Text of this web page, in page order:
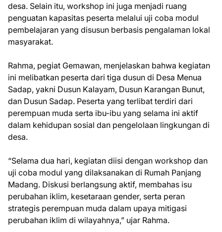
desa. Selain itu, workshop ini juga menjadi ruang
penguatan kapasitas peserta melalui uji coba modul
pembelajaran yang disusun berbasis pengalaman lokal
masyarakat.
Rahma, pegiat Gemawan, menjelaskan bahwa kegiatan
ini melibatkan peserta dari tiga dusun di Desa Menua
Sadap, yakni Dusun Kalayam, Dusun Karangan Bunut,
dan Dusun Sadap. Peserta yang terlibat terdiri dari
perempuan muda serta ibu-ibu yang selama ini aktif
dalam kehidupan sosial dan pengelolaan lingkungan di
desa.
“Selama dua hari, kegiatan diisi dengan workshop dan
uji coba modul yang dilaksanakan di Rumah Panjang
Madang. Diskusi berlangsung aktif, membahas isu
perubahan iklim, kesetaraan gender, serta peran
strategis perempuan muda dalam upaya mitigasi
perubahan iklim di wilayahnya,” ujar Rahma.